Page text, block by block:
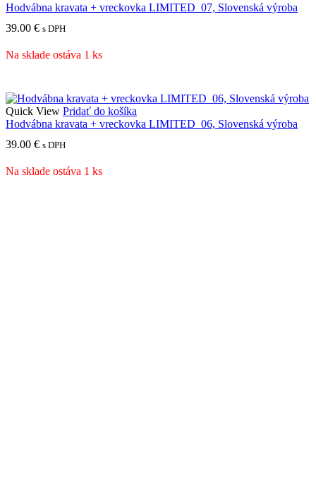
Hodvábna kravata + vreckovka LIMITED_07, Slovenská výroba
39.00 € s DPH
Na sklade ostáva 1 ks
Quick View Pridať do košíka
Hodvábna kravata + vreckovka LIMITED_06, Slovenská výroba
39.00 € s DPH
Na sklade ostáva 1 ks